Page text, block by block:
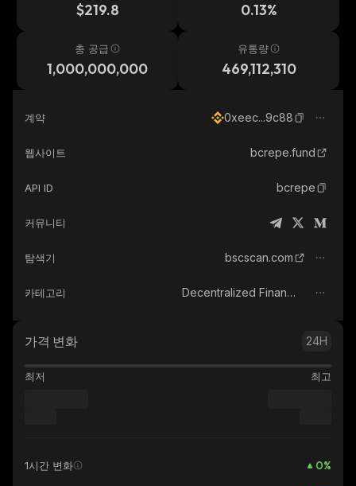
$219.8 0.13%
총 공급
1,000,000,000
유통량
469,112,310
계약 0xeec...9c88
웹사이트 bcrepe.fund
API ID bcrepe
커뮤니티
탐색기 bscscan.com
카테고리 Decentralized Finance (DeFi)
가격 변화 24H
최저 최고
1시간 변화 0%